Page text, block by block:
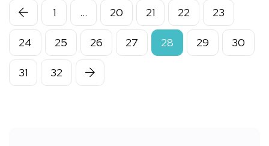
1 … 20 21 22 23
24 25 26 27 28 29 30
31 32